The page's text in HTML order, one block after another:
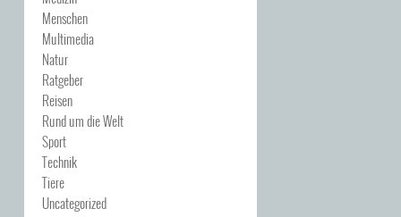
Menschen
Multimedia
Natur
Ratgeber
Reisen
Rund um die Welt
Sport
Technik
Tiere
Uncategorized